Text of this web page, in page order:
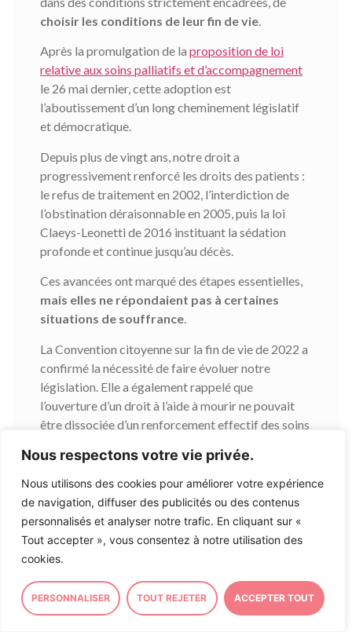
Nous respectons votre vie privée.
Nous utilisons des cookies pour améliorer votre expérience
de navigation, diffuser des publicités ou des contenus
personnalisés et analyser notre trafic. En cliquant sur «
Tout accepter », vous consentez à notre utilisation des
cookies.
PERSONNALISER TOUT REJETER ACCEPTER TOUT
choisir les conditions de leur fin de vie.
Après la promulgation de la proposition de loi
relative aux soins palliatifs et d’accompagnement
le 26 mai dernier, cette adoption est
l’aboutissement d’un long cheminement législatif
et démocratique.
Depuis plus de vingt ans, notre droit a
progressivement renforcé les droits des patients :
le refus de traitement en 2002, l’interdiction de
l’obstination déraisonnable en 2005, puis la loi
Claeys-Leonetti de 2016 instituant la sédation
profonde et continue jusqu’au décès.
Ces avancées ont marqué des étapes essentielles,
mais elles ne répondaient pas à certaines
situations de souffrance.
La Convention citoyenne sur la fin de vie de 2022 a
confirmé la nécessité de faire évoluer notre
législation. Elle a également rappelé que
l’ouverture d’un droit à l’aide à mourir ne pouvait
être dissociée d’un renforcement effectif des soins
l’ensemble du territoire. C’est cette double
exigence qui a guidé les travaux du Parlement
depuis maintenant quatre ans.
Au cœur du débat public, un premier projet de loi
regroupait alors le développement des soins
palliatifs et l’aide à mourir. Soutenu par une
majorité des parlementaires,la dissolution de
l’Assemblée nationale en 2024 suspend sa